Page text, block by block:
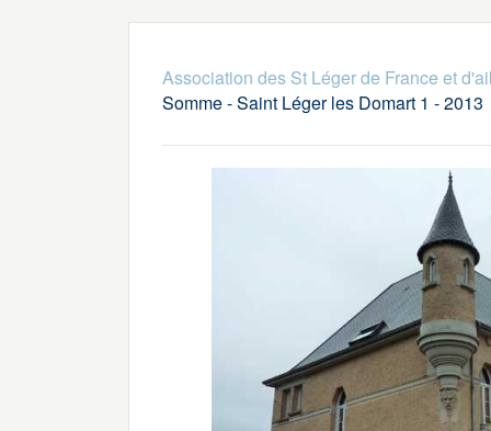
Association des St Léger de France et
Somme - Saint Léger les Domart 1 - 2013